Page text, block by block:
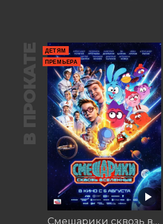
В ПРОКАТЕ
ДЕТЯМ
ПРЕМЬЕРА
Смешарики сквозь вселенные